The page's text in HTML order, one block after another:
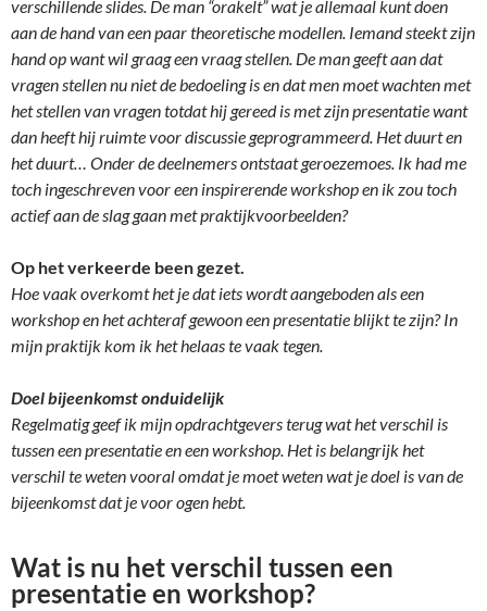
verschillende slides. De man “orakelt” wat je allemaal kunt doen
aan de hand van een paar theoretische modellen. Iemand steekt zijn
hand op want wil graag een vraag stellen. De man geeft aan dat
vragen stellen nu niet de bedoeling is en dat men moet wachten met
het stellen van vragen totdat hij gereed is met zijn presentatie want
dan heeft hij ruimte voor discussie geprogrammeerd. Het duurt en
het duurt… Onder de deelnemers ontstaat geroezemoes. Ik had me
toch ingeschreven voor een inspirerende workshop en ik zou toch
actief aan de slag gaan met praktijkvoorbeelden?
Op het verkeerde been gezet.
Hoe vaak overkomt het je dat iets wordt aangeboden als een
workshop en het achteraf gewoon een presentatie blijkt te zijn? In
mijn praktijk kom ik het helaas te vaak tegen.
Doel bijeenkomst onduidelijk
Regelmatig geef ik mijn opdrachtgevers terug wat het verschil is
tussen een presentatie en een workshop. Het is belangrijk het
verschil te weten vooral omdat je moet weten wat je doel is van de
bijeenkomst dat je voor ogen hebt.
Wat is nu het verschil tussen een
presentatie en workshop?